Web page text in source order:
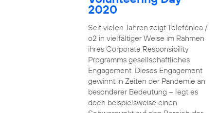
2020
Seit vielen Jahren zeigt Telefónica /
o2 in vielfältiger Weise im Rahmen
ihres Corporate Responsibility
Programms gesellschaftliches
Engagement. Dieses Engagement
gewinnt in Zeiten der Pandemie an
besonderer Bedeutung – legt es
doch beispielsweise einen